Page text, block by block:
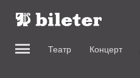
Театр Концерт